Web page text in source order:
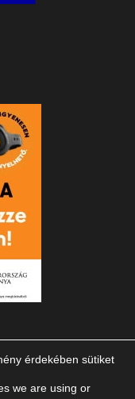
érdekében sütiket
we are using or